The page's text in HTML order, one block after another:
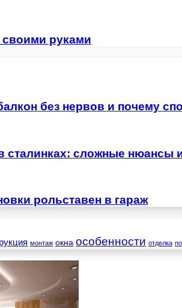
своими руками
без нервов и почему
сталинках: сложные нюансы
рольставен в гараж
монтаж окна особенности отделка